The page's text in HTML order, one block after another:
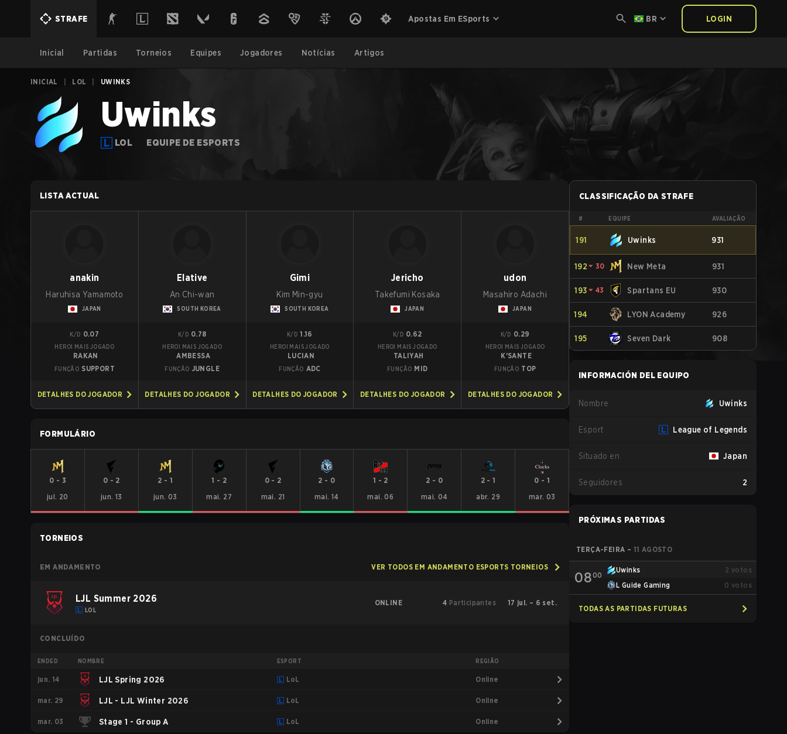
STRAFE Apostas Em ESports BR LOGIN
Inicial Partidas Torneios Equipes Jogadores Notícias Artigos
INICIAL LOL UWINKS
Uwinks
LOL EQUIPE DE ESPORTS
LISTA ACTUAL
anakin
Haruhisa Yamamoto
JAPAN
K/D 0.07
HEROI MAIS JOGADO
RAKAN
FUNÇÃO SUPPORT
DETALHES DO JOGADOR
Elative
An Chi-wan
SOUTH KOREA
K/D 0.78
HEROI MAIS JOGADO
AMBESSA
FUNÇÃO JUNGLE
DETALHES DO JOGADOR
Gimi
Kim Min-gyu
SOUTH KOREA
K/D 1.16
HEROI MAIS JOGADO
LUCIAN
FUNÇÃO ADC
DETALHES DO JOGADOR
Jericho
Takefumi Kosaka
JAPAN
K/D 0.62
HEROI MAIS JOGADO
TALIYAH
FUNÇÃO MID
DETALHES DO JOGADOR
udon
Masahiro Adachi
JAPAN
K/D 0.29
HEROI MAIS JOGADO
K'SANTE
FUNÇÃO TOP
DETALHES DO JOGADOR
FORMULÁRIO
0 - 3
jul. 20
0 - 2
jun. 13
2 - 1
jun. 03
1 - 2
mai. 27
0- 2
mai. 21
2 - 0
mai. 14
1 - 2
mai. 06
2 - 0
mai. 04
2 -1
abr. 29
0 - 1
mar. 03
TORNEIOS
EM ANDAMENTO VER TODOS EM ANDAMENTO ESPORTS TORNEIOS
LJL Summer 2026
LOL
ONLINE 4 Participantes 17 jul. – 6 set.
CONCLUÍDO
ENDED NOMBRE ESPORT REGIÃO
jun. 14 LJL Spring 2026 LoL Online
mar. 29 LJL - LJL Winter 2026 LoL Online
mar. 03 Stage 1 - Group A LoL Online
CLASSIFICAÇÃO DA STRAFE
# EQUIPE AVALIAÇÃO
191 Uwinks 931
192 ⏷ 30 New Meta 931
193 ⏷ 43 Spartans EU 930
194 LYON Academy 926
195 Seven Dark 908
INFORMACIÓN DEL EQUIPO
Nombre Uwinks
Esport League of Legends
Situado en Japan
Seguidores 2
PRÓXIMAS PARTIDAS
TERÇA-FEIRA – 11 AGOSTO
0800
Uwinks 2 votos
L Guide Gaming
0 votos
TODAS AS PARTIDAS FUTURAS